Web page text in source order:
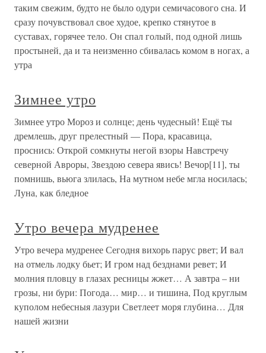
таким свежим, будто не было одури семичасового сна. И
сразу почувствовал свое худое, крепко стянутое в
суставах, горячее тело. Он спал голый, под одной лишь
простыней, да и та неизменно сбивалась комом в ногах, а
утра
Зимнее утро
Зимнее утро Мороз и солнце; день чудесный! Ещё ты
дремлешь, друг прелестный — Пора, красавица,
проснись: Открой сомкнуты негой взоры Навстречу
северной Авроры, Звездою севера явись! Вечор[11], ты
помнишь, вьюга злилась, На мутном небе мгла носилась;
Луна, как бледное
Утро вечера мудренее
Утро вечера мудренее Сегодня вихорь парус рвет; И вал
на отмель лодку бьет; И гром над безднами ревет; И
молния пловцу в глазах ресницы жжет… А завтра – ни
грозы, ни бури: Погода… мир… и тишина, Под круглым
куполом небесныя лазури Светлеет моря глубина… Для
нашей жизни